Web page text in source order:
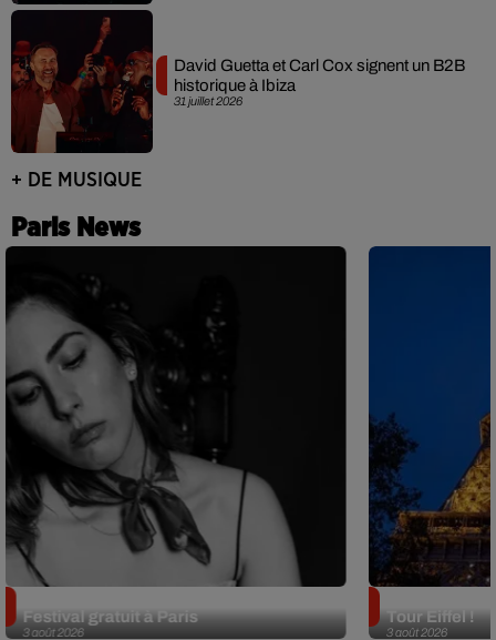
31 juillet 2026
David Guetta et Carl Cox signent un B2B
historique à Ibiza
+ DE MUSIQUE
Paris News
3 août 2026
Festival gratuit à Paris
3 août 2026
Tour Eiffel !